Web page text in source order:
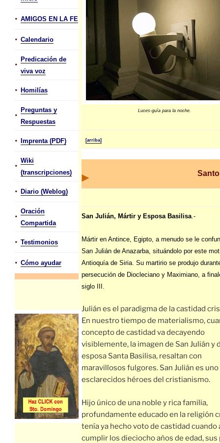
• AMIGOS EN LA FE
• Calendario
•
Predicación de
viva voz
• Homilías
•
Preguntas y
Respuestas
• Imprenta (PDF)
•
Wiki
(transcripciones)
• Diario (Weblog)
•
Oración
Compartida
• Testimonios
• Cómo ayudar
Luces-guía para la noche.
[arriba]
San Julián, Mártir y Esposa Basilisa.-
Mártir en Antince, Egipto, a menudo se le
San Julián de Anazarba, situándolo por este
Antioquía de Siria. Su martirio se produjo
persecución de Diocleciano y Maximiano, a
siglo III.
Julián es el paradigma de la castidad
En nuestro tiempo de materialismo,
concepto de castidad va decayendo
visiblemente, la imagen de San Julián y
esposa Santa Basilisa, resaltan con
maravillosos fulgores. San Julián es
esclarecidos héroes del cristianismo.
Hijo único de una noble y rica familia,
profundamente educado en la religión
tenía ya hecho voto de castidad cuando
cumplir los dieciocho años de edad, sus